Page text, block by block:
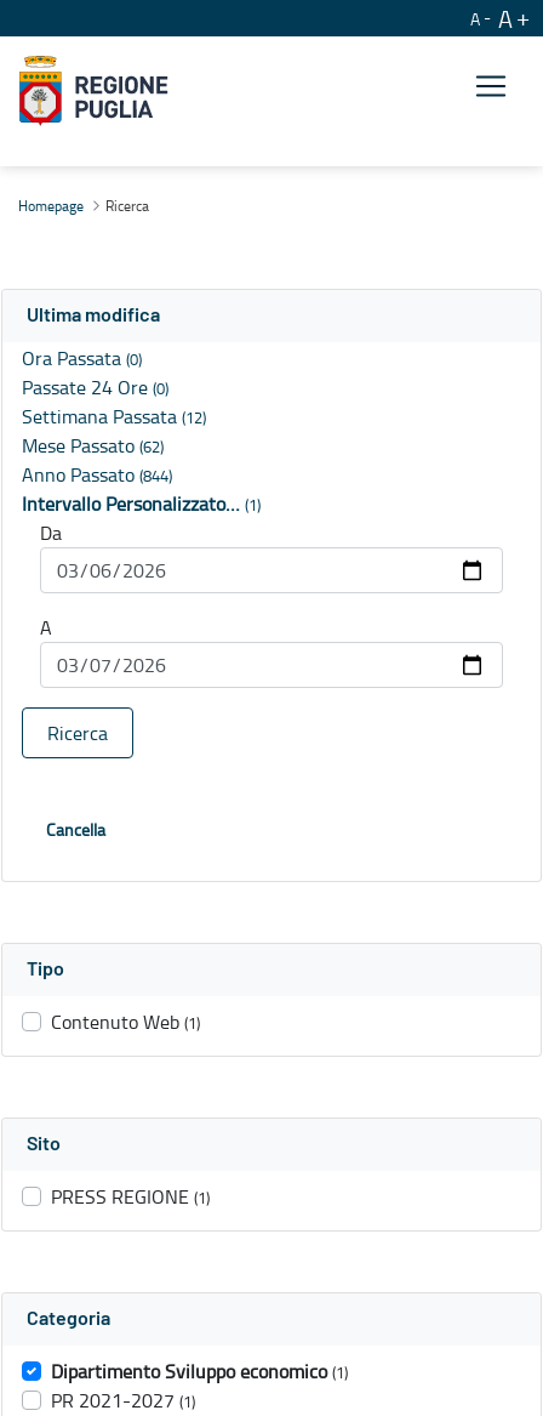
A A
Homepage Ricerca
Ultima modifica
Ora Passata (0)
Passate 24 Ore (0)
Settimana Passata (12)
Mese Passato (62)
Anno Passato (844)
Intervallo Personalizzato… (1)
Da
A
Ricerca
Cancella
Tipo
Contenuto Web (1)
Sito
PRESS REGIONE (1)
Categoria
Dipartimento Sviluppo economico (1)
PR 2021-2027 (1)